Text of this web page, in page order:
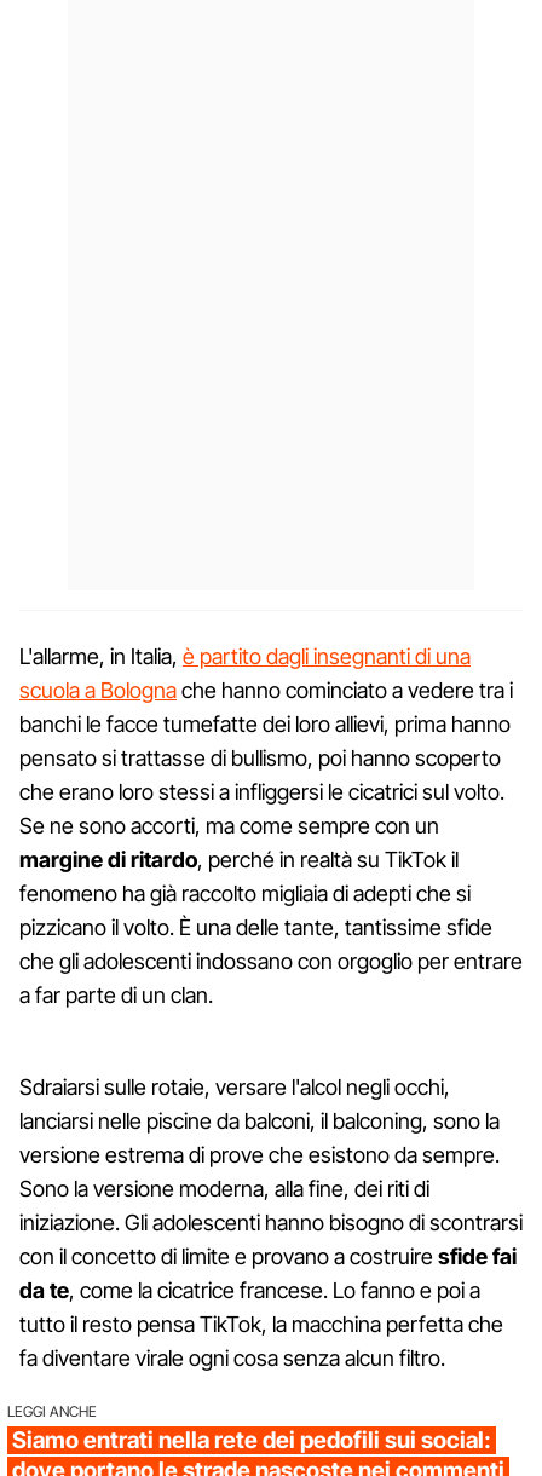
L'allarme, in Italia, è partito dagli insegnanti di una
scuola a Bolognache hanno cominciato a vedere tra i
banchi le facce tumefatte dei loro allievi, prima hanno
pensato si trattasse di bullismo, poi hanno scoperto
che erano loro stessi a infliggersi le cicatrici sul volto.
Se ne sono accorti, ma come sempre con un
margine di ritardo, perché in realtà su TikTok il
fenomeno ha già raccolto migliaia di adepti che si
pizzicano il volto. È una delle tante, tantissime sfide
che gli adolescenti indossano con orgoglio per entrare
a far parte di un clan.
Sdraiarsi sulle rotaie, versare l'alcol negli occhi,
lanciarsi nelle piscine da balconi, il balconing, sono la
versione estrema di prove che esistono da sempre.
Sono la versione moderna, alla fine, dei riti di
iniziazione. Gli adolescenti hanno bisogno di scontrarsi
con il concetto di limite e provano a costruiresfide fai
da te, come la cicatrice francese. Lo fanno e poi a
tutto il resto pensa TikTok, la macchina perfetta che
fa diventare virale ogni cosa senza alcun filtro.
LEGGI ANCHE
Siamo entrati nella rete dei pedofili sui social:
dove portano le strade nascoste nei commenti